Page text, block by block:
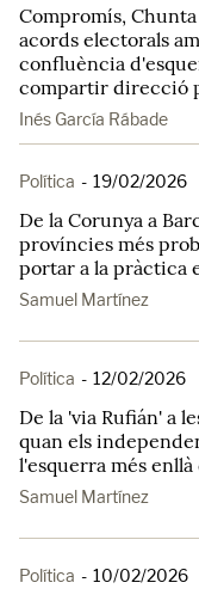
Compromís,
acords electorals
confluència
compartir direcció
Inés García Rábade
Política - 19/02/2026
De la Corunya a
províncies més
portar a la pràctica
Samuel Martínez
Política - 12/02/2026
De la 'via Rufián' a
quan els
l'esquerra més enllà
Samuel Martínez
Política - 10/02/2026